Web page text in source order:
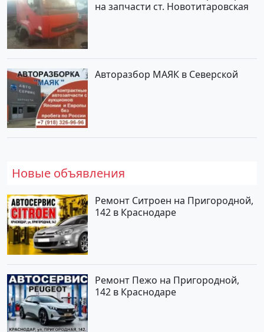
на запчасти ст. Новотитаровская
Авторазбор МАЯК в Северской
Новые объявления
Ремонт Ситроен на Пригородной,
142 в Краснодаре
Ремонт Пежо на Пригородной,
142 в Краснодаре